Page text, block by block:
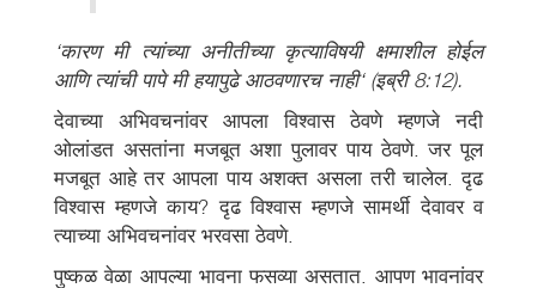
‘कारण मी त्यांच्या अनीतीच्या कृत्याविषयी क्षमाशील होईल
आणि त्यांची पापे मी हयापुढे आठवणारच नाही‘ (इब्री 8:12).
देवाच्या अभिवचनांवर आपला विश्वास ठेवणे म्हणजे नदी
ओलांडत असतांना मजबूत अशा पुलावर पाय ठेवणे. जर पूल
मजबूत आहे तर आपला पाय अशक्त असला तरी चालेल. दृढ
विश्वास म्हणजे काय? दृढ विश्वास म्हणजे सामर्थी देवावर व
त्याच्या अभिवचनांवर भरवसा ठेवणे.
पुष्कळ वेळा आपल्या भावना फसव्या असतात. आपण भावनांवर